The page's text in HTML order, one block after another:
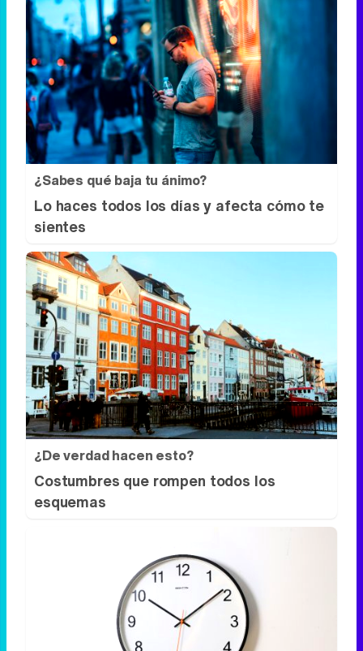
No es tu imaginación
Hay una razón por la que el frío se nota
más de noche
¿Sabes qué baja tu ánimo?
Lo haces todos los días y afecta cómo te
sientes
¿De verdad hacen esto?